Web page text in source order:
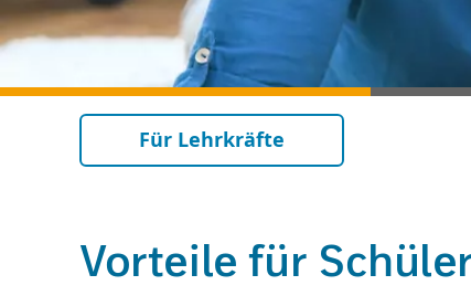
Für Lehrkräfte
Vorteile für